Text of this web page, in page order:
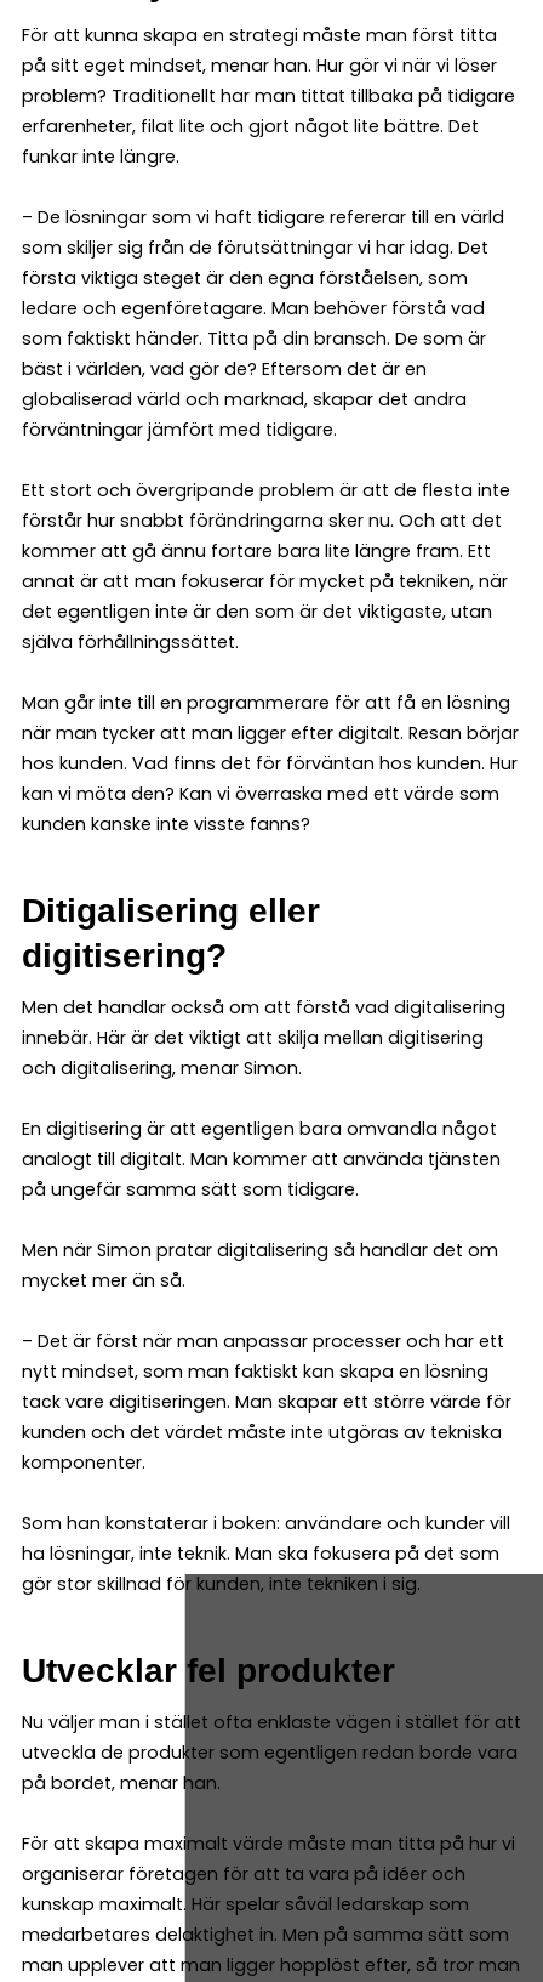
För att kunna skapa en strategi måste man först titta
på sitt eget mindset, menar han. Hur gör vi när vi löser
problem? Traditionellt har man tittat tillbaka på tidigare
erfarenheter, filat lite och gjort något lite bättre. Det
funkar inte längre.
– De lösningar som vi haft tidigare refererar till en värld
som skiljer sig från de förutsättningar vi har idag. Det
första viktiga steget är den egna förståelsen, som
ledare och egenföretagare. Man behöver förstå vad
som faktiskt händer. Titta på din bransch. De som är
bäst i världen, vad gör de? Eftersom det är en
globaliserad värld och marknad, skapar det andra
förväntningar jämfört med tidigare.
Ett stort och övergripande problem är att de flesta inte
förstår hur snabbt förändringarna sker nu. Och att det
kommer att gå ännu fortare bara lite längre fram. Ett
annat är att man fokuserar för mycket på tekniken, när
det egentligen inte är den som är det viktigaste, utan
själva förhållningssättet.
Man går inte till en programmerare för att få en lösning
när man tycker att man ligger efter digitalt. Resan börjar
hos kunden. Vad finns det för förväntan hos kunden. Hur
kan vi möta den? Kan vi överraska med ett värde som
kunden kanske inte visste fanns?
Ditigalisering eller
digitisering?
Men det handlar också om att förstå vad digitalisering
innebär. Här är det viktigt att skilja mellan digitisering
och digitalisering, menar Simon.
En digitisering är att egentligen bara omvandla något
analogt till digitalt. Man kommer att använda tjänsten
på ungefär samma sätt som tidigare.
Men när Simon pratar digitalisering så handlar det om
mycket mer än så.
– Det är först när man anpassar processer och har ett
nytt mindset, som man faktiskt kan skapa en lösning
tack vare digitiseringen. Man skapar ett större värde för
kunden och det värdet måste inte utgöras av tekniska
komponenter.
Som han konstaterar i boken: användare och kunder vill
ha lösningar, inte teknik. Man ska fokusera på det som
gör stor skillnad för kunden, inte tekniken i sig.
Utvecklar fel produkter
Nu väljer man i stället ofta enklaste vägen i stället för att
utveckla de produkter som egentligen redan borde vara
på bordet, menar han.
För att skapa maximalt värde måste man titta på hur vi
organiserar företagen för att ta vara på idéer och
kunskap maximalt. Här spelar såväl ledarskap som
medarbetares delaktighet in. Men på samma sätt som
man upplever att man ligger hopplöst efter, så tror man